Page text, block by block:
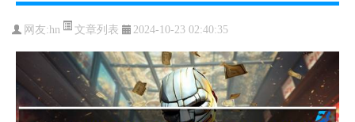
网友:hn 文章列表 2024-10-23 02:40:35